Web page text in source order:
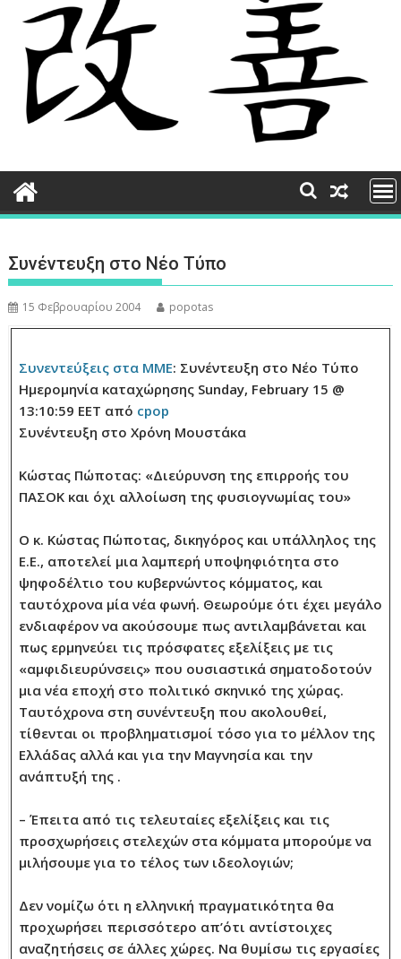
Συνέντευξη στο Νέο Τύπο
15 Φεβρουαρίου 2004 popotas
Συνεντεύξεις στα ΜΜΕ: Συνέντευξη στο Νέο Τύπο
Ημερομηνία καταχώρησης Sunday, February 15 @
13:10:59 EET από cpop
Συνέντευξη στο Χρόνη Μουστάκα
Κώστας Πώποτας: «Διεύρυνση της επιρροής του
ΠΑΣΟΚ και όχι αλλοίωση της φυσιογνωμίας του»
Ο κ. Κώστας Πώποτας, δικηγόρος και υπάλληλος της
Ε.Ε., αποτελεί μια λαμπερή υποψηφιότητα στο
ψηφοδέλτιο του κυβερνώντος κόμματος, και
ταυτόχρονα μία νέα φωνή. Θεωρούμε ότι έχει μεγάλο
ενδιαφέρον να ακούσουμε πως αντιλαμβάνεται και
πως ερμηνεύει τις πρόσφατες εξελίξεις με τις
«αμφιδιευρύνσεις» που ουσιαστικά σηματοδοτούν
μια νέα εποχή στο πολιτικό σκηνικό της χώρας.
Ταυτόχρονα στη συνέντευξη που ακολουθεί,
τίθενται οι προβληματισμοί τόσο για το μέλλον της
Ελλάδας αλλά και για την Μαγνησία και την
ανάπτυξή της .
– Έπειτα από τις τελευταίες εξελίξεις και τις
προσχωρήσεις στελεχών στα κόμματα μπορούμε να
μιλήσουμε για το τέλος των ιδεολογιών;
Δεν νομίζω ότι η ελληνική πραγματικότητα θα
προχωρήσει περισσότερο απ’ότι αντίστοιχες
αναζητήσεις σε άλλες χώρες. Να θυμίσω τις εργασίες